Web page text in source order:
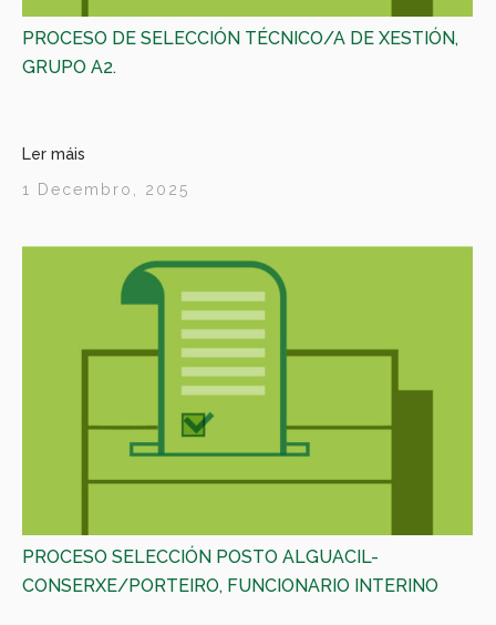
PROCESO DE SELECCIÓN TÉCNICO/A DE XESTIÓN,
GRUPO A2.
Ler máis
1 Decembro, 2025
PROCESO SELECCIÓN POSTO ALGUACIL-
CONSERXE/PORTEIRO, FUNCIONARIO INTERINO